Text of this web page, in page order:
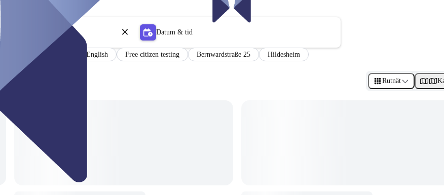
Datum & tid
Results in German and English Free citizen testing Bernwardstraße 25 Hildesheim
Rutnät